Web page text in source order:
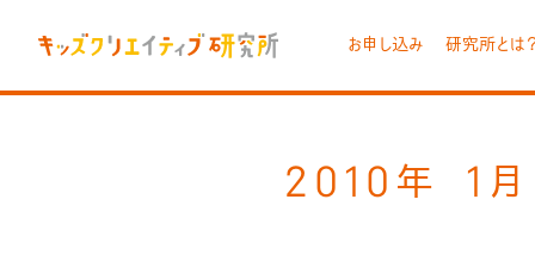
お申し込み 研究所とは
2010年 1月